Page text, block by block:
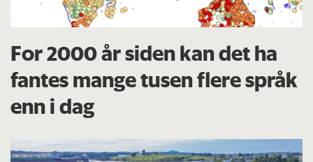
For 2000 år siden kan det ha
fantes mange tusen flere språk
enn i dag